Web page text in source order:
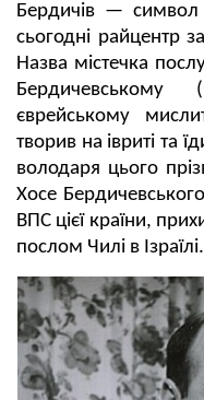
Бердичів — символ
сьогодні райцентр
Назва містечка
єврейському
творив на івриті та
володаря цього
Хосе
ВПС цієї країни,
послом Чилі в Ізраїлі.